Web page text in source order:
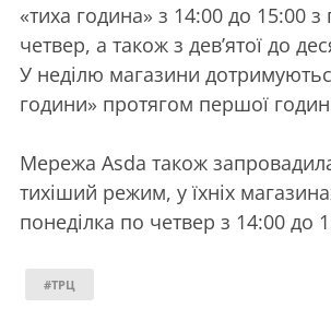
«тиха година» з 14:00 до 15:00 з
четвер, а також з дев’ятої до
У неділю магазини
години» протягом першої
Мережа Asda також
тихіший режим, у їхніх
понеділка по четвер з 14:00 до
#ТРЦ